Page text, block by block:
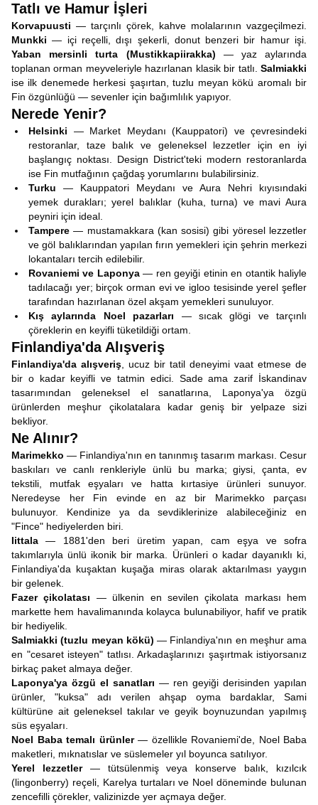
Tatlı ve Hamur İşleri
Korvapuusti — tarçınlı çörek, kahve molalarının vazgeçilmezi.
Munkki — içi reçelli, dışı şekerli, donut benzeri bir hamur işi.
Yaban mersinli turta (Mustikkapiirakka) — yaz aylarında
toplanan orman meyveleriyle hazırlanan klasik bir tatlı. Salmiakki
ise ilk denemede herkesi şaşırtan, tuzlu meyan kökü aromalı bir
Fin özgünlüğü — sevenler için bağımlılık yapıyor.
Nerede Yenir?
Helsinki — Market Meydanı (Kauppatori) ve çevresindeki
restoranlar, taze balık ve geleneksel lezzetler için en iyi
başlangıç noktası. Design District'teki modern restoranlarda
ise Fin mutfağının çağdaş yorumlarını bulabilirsiniz.
Turku — Kauppatori Meydanı ve Aura Nehri kıyısındaki
yemek durakları; yerel balıklar (kuha, turna) ve mavi Aura
peyniri için ideal.
Tampere — mustamakkara (kan sosisi) gibi yöresel lezzetler
ve göl balıklarından yapılan fırın yemekleri için şehrin merkezi
lokantaları tercih edilebilir.
Rovaniemi ve Laponya— ren geyiği etinin en otantik haliyle
tadılacağı yer; birçok orman evi ve igloo tesisinde yerel şefler
tarafından hazırlanan özel akşam yemekleri sunuluyor.
Kış aylarında Noel pazarları — sıcak glögi ve tarçınlı
çöreklerin en keyifli tüketildiği ortam.
Finlandiya'da Alışveriş
Finlandiya'da alışveriş , ucuz bir tatil deneyimi vaat etmese de
bir o kadar keyifli ve tatmin edici. Sade ama zarif İskandinav
tasarımından geleneksel el sanatlarına, Laponya'ya özgü
ürünlerden meşhur çikolatalara kadar geniş bir yelpaze sizi
bekliyor.
Ne Alınır?
Marimekko — Finlandiya'nın en tanınmış tasarım markası. Cesur
baskıları ve canlı renkleriyle ünlü bu marka; giysi, çanta, ev
tekstili, mutfak eşyaları ve hatta kırtasiye ürünleri sunuyor.
Neredeyse her Fin evinde en az bir Marimekko parçası
bulunuyor. Kendinize ya da sevdiklerinize alabileceğiniz en
"Fince" hediyelerden biri.
Iittala — 1881'den beri üretim yapan, cam eşya ve sofra
takımlarıyla ünlü ikonik bir marka. Ürünleri o kadar dayanıklı ki,
Finlandiya'da kuşaktan kuşağa miras olarak aktarılması yaygın
bir gelenek.
Fazer çikolatası — ülkenin en sevilen çikolata markası hem
markette hem havalimanında kolayca bulunabiliyor, hafif ve pratik
bir hediyelik.
Salmiakki (tuzlu meyan kökü) — Finlandiya'nın en meşhur ama
en "cesaret isteyen" tatlısı. Arkadaşlarınızı şaşırtmak istiyorsanız
birkaç paket almaya değer.
Laponya'ya özgü el sanatları — ren geyiği derisinden yapılan
ürünler, "kuksa" adı verilen ahşap oyma bardaklar, Sami
kültürüne ait geleneksel takılar ve geyik boynuzundan yapılmış
süs eşyaları.
Noel Baba temalı ürünler— özellikle Rovaniemi'de, Noel Baba
maketleri, mıknatıslar ve süslemeler yıl boyunca satılıyor.
Yerel lezzetler— tütsülenmiş veya konserve balık, kızılcık
(lingonberry) reçeli, Karelya turtaları ve Noel döneminde bulunan
zencefilli çörekler, valizinizde yer açmaya değer.